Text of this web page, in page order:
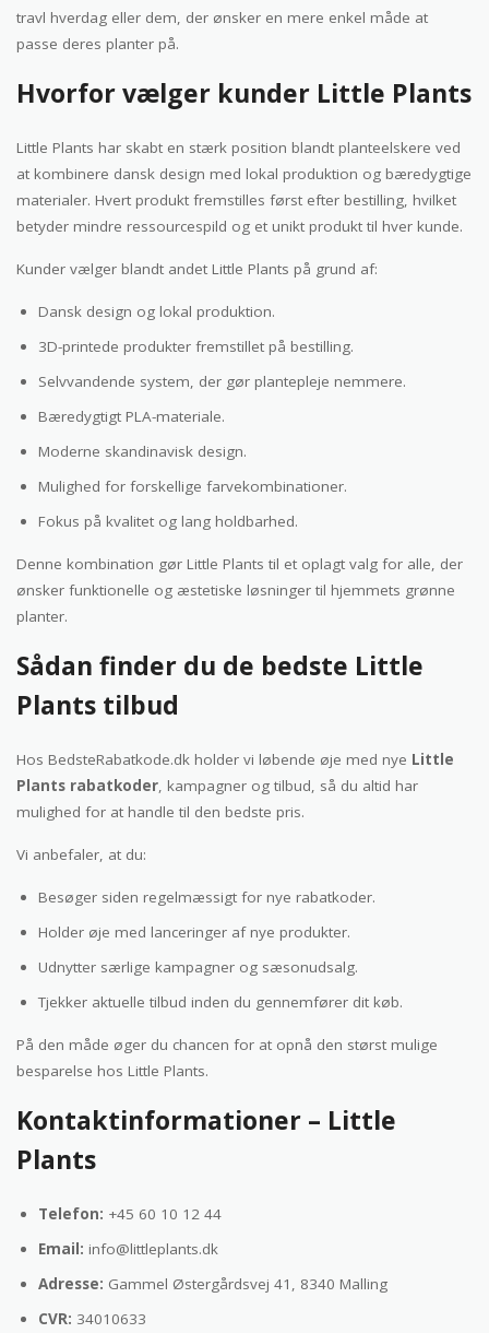
travl hverdag eller dem, der ønsker en mere enkel måde at
passe deres planter på.
Hvorfor vælger kunder Little Plants
Little Plants har skabt en stærk position blandt planteelskere ved
at kombinere dansk design med lokal produktion og bæredygtige
materialer. Hvert produkt fremstilles først efter bestilling, hvilket
betyder mindre ressourcespild og et unikt produkt til hver kunde.
Kunder vælger blandt andet Little Plants på grund af:
Dansk design og lokal produktion.
3D-printede produkter fremstillet på bestilling.
Selvvandende system, der gør plantepleje nemmere.
Bæredygtigt PLA-materiale.
Moderne skandinavisk design.
Mulighed for forskellige farvekombinationer.
Fokus på kvalitet og lang holdbarhed.
Denne kombination gør Little Plants til et oplagt valg for alle, der
ønsker funktionelle og æstetiske løsninger til hjemmets grønne
planter.
Sådan finder du de bedste Little
Plants tilbud
Hos BedsteRabatkode.dk holder vi løbende øje med nye Little
Plants rabatkoder, kampagner og tilbud, så du altid har
mulighed for at handle til den bedste pris.
Vi anbefaler, at du:
Besøger siden regelmæssigt for nye rabatkoder.
Holder øje med lanceringer af nye produkter.
Udnytter særlige kampagner og sæsonudsalg.
Tjekker aktuelle tilbud inden du gennemfører dit køb.
På den måde øger du chancen for at opnå den størst mulige
besparelse hos Little Plants.
Kontaktinformationer – Little
Plants
Telefon: +45 60 10 12 44
Email: info@littleplants.dk
Adresse: Gammel Østergårdsvej 41, 8340 Malling
CVR: 34010633